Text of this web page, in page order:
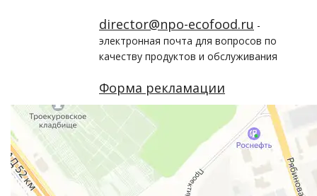
director@npo-ecofood.ru -
электронная почта для вопросов по
качеству продуктов и обслуживания
Форма рекламации